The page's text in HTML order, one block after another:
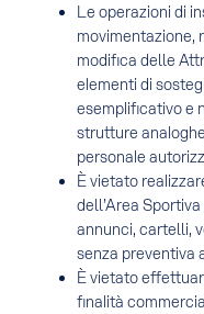
Le operazioni di
movimentazione,
modifica delle
elementi di
esemplificativo e
strutture
personale
È vietato
dell’Area
annunci, cartelli,
senza preventiva
È vietato
finalità